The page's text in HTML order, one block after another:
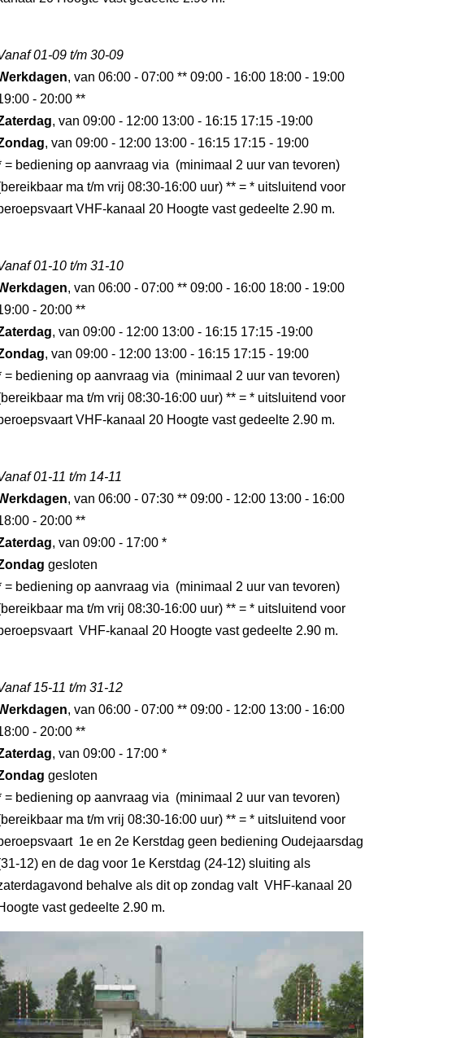
01-09 t/m 30-09
, van 06:00 - 07:00 ** 09:00 - 16:00 18:00 - 19:00
- 20:00 **
, van 09:00 - 12:00 13:00 - 16:15 17:15 -19:00
, van 09:00 - 12:00 13:00 - 16:15 17:15 - 19:00
= bediening op aanvraag via (minimaal 2 uur van tevoren)
ma t/m vrij 08:30-16:00 uur) ** = * uitsluitend voor
VHF-kanaal 20 Hoogte vast gedeelte 2.90 m.
01-10 t/m 31-10
, van 06:00 - 07:00 ** 09:00 - 16:00 18:00 - 19:00
- 20:00 **
, van 09:00 - 12:00 13:00 - 16:15 17:15 -19:00
, van 09:00 - 12:00 13:00 - 16:15 17:15 - 19:00
= bediening op aanvraag via (minimaal 2 uur van tevoren)
ma t/m vrij 08:30-16:00 uur) ** = * uitsluitend voor
VHF-kanaal 20 Hoogte vast gedeelte 2.90 m.
01-11 t/m 14-11
, van 06:00 - 07:30 ** 09:00 - 12:00 13:00 - 16:00
- 20:00 **
, van 09:00 - 17:00 *
gesloten
= bediening op aanvraag via (minimaal 2 uur van tevoren)
ma t/m vrij 08:30-16:00 uur) ** = * uitsluitend voor
VHF-kanaal 20 Hoogte vast gedeelte 2.90 m.
15-11 t/m 31-12
, van 06:00 - 07:00 ** 09:00 - 12:00 13:00 - 16:00
- 20:00 **
, van 09:00 - 17:00 *
gesloten
= bediening op aanvraag via (minimaal 2 uur van tevoren)
ma t/m vrij 08:30-16:00 uur) ** = * uitsluitend voor
1e en 2e Kerstdag geen bediening Oudejaarsdag
12) en de dag voor 1e Kerstdag (24-12) sluiting als
behalve als dit op zondag valt VHF-kanaal 20
vast gedeelte 2.90 m.